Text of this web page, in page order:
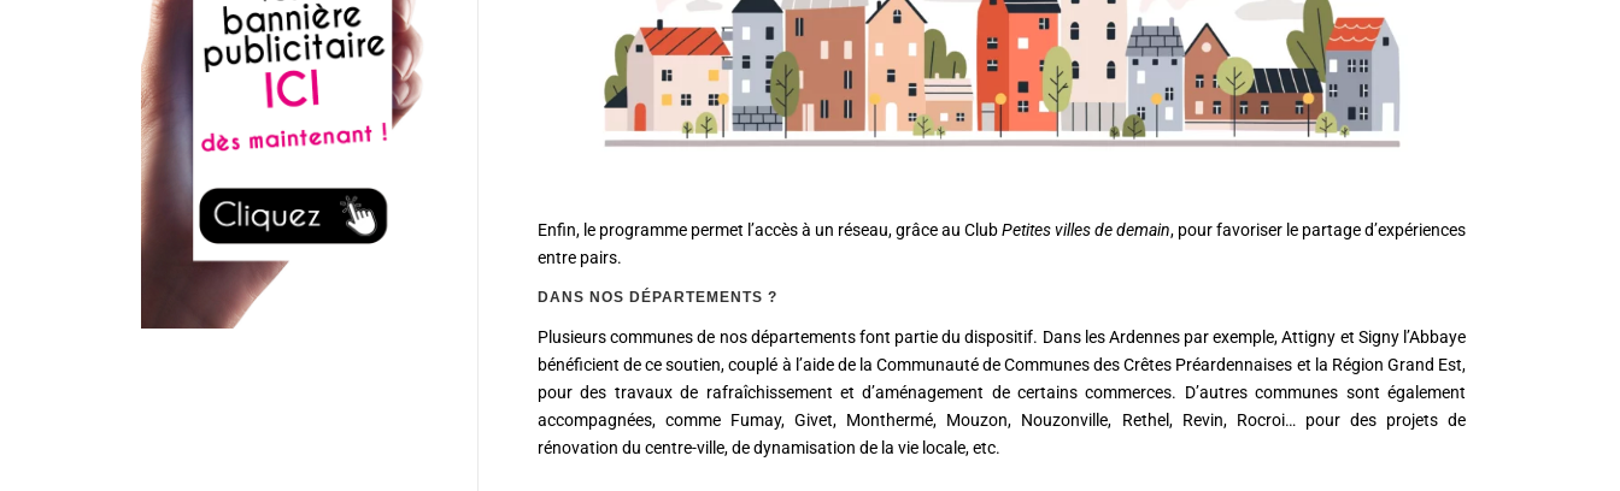
Enfin, le programme permet l’accès à un réseau, grâce au ClubPetites villes de demain, pour favoriser le partage d’expériences
entre pairs.
DANS NOS DÉPARTEMENTS ?
Plusieurs communes de nos départements font partie du dispositif. Dans les Ardennes par exemple, Attigny et Signy l’Abbaye
bénéficient de ce soutien, couplé à l’aide de la Communauté de Communes des Crêtes Préardennaises et la Région Grand Est,
pour des travaux de rafraîchissement et d’aménagement de certains commerces. D’autres communes sont également
accompagnées, comme Fumay, Givet, Monthermé, Mouzon, Nouzonville, Rethel, Revin, Rocroi… pour des projets de
rénovation du centre-ville, de dynamisation de la vie locale, etc.